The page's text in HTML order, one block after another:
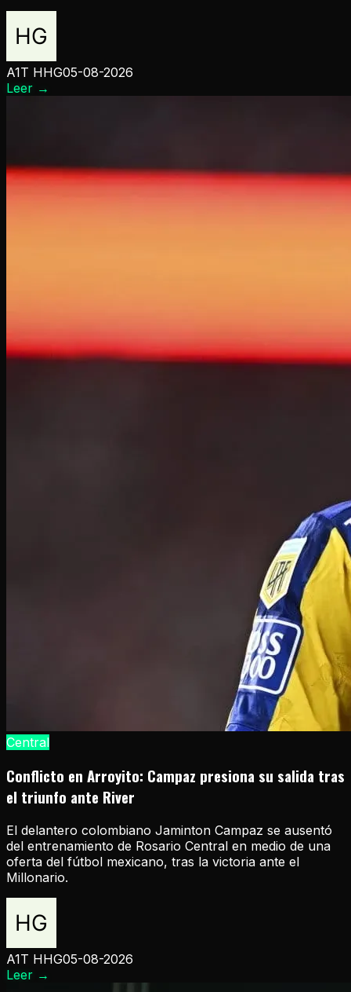
A1T HHG05-08-2026
Leer →
Central
Conflicto en Arroyito: Campaz presiona su salida tras
el triunfo ante River
El delantero colombiano Jaminton Campaz se ausentó
del entrenamiento de Rosario Central en medio de una
oferta del fútbol mexicano, tras la victoria ante el
Millonario.
A1T HHG05-08-2026
Leer →